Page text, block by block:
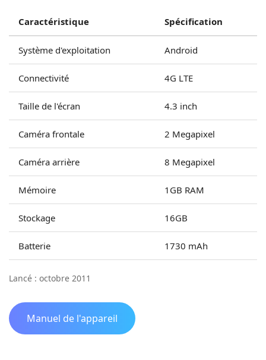
Caractéristique Spécification
Système d'exploitation Android
Connectivité 4G LTE
Taille de l'écran 4.3 inch
Caméra frontale 2 Megapixel
Caméra arrière 8 Megapixel
Mémoire 1GB RAM
Stockage 16GB
Batterie 1730 mAh
Lancé : octobre 2011
Manuel de l'appareil